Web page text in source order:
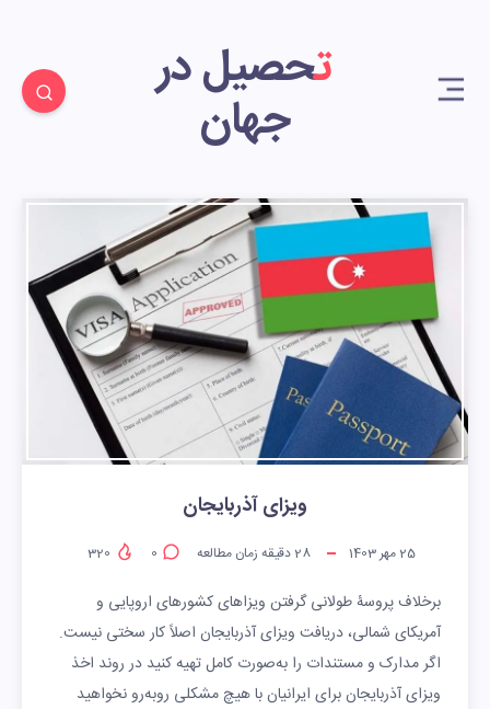
تحصیل در
جهان
ویزای آذربایجان
25 مهر 1403 28دقیقه زمان مطالعه 0
برخلاف پروسۀ طولانی گرفتن ویزاهای کشورهای اروپایی و
آمریکای شمالی، دریافت ویزای آذربایجان اصلاً کار سختی نیست.
اگر مدارک و مستندات را به‌صورت کامل تهیه کنید در روند اخذ
ویزای آذربایجان برای ایرانیان با هیچ مشکلی روبه‌رو نخواهید